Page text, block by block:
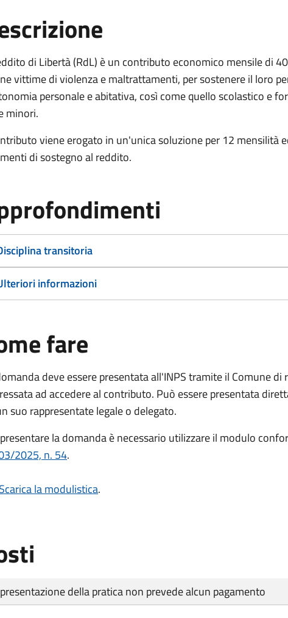
di Libertà (RdL) è un contributo economico mensile di
vittime di violenza e maltrattamenti, per sostenere il loro
personale e abitativa, così come quello scolastico e
minori.
viene erogato in un'unica soluzione per 12 mensilità
di sostegno al reddito.
transitoria
informazioni
fare
deve essere presentata all'INPS tramite il Comune di
ad accedere al contributo. Può essere presentata
suo rappresentate legale o delegato.
la domanda è necessario utilizzare il modulo
2025, n. 54.
Scarica la modulistica.
di pagamentodella pratica non prevede alcun pagamento